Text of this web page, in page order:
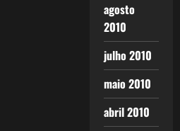
agosto
2010
julho 2010
maio 2010
abril 2010